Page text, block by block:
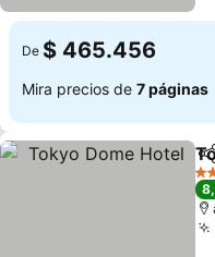
De $ 465.456
Mira precios de 7 páginas
4